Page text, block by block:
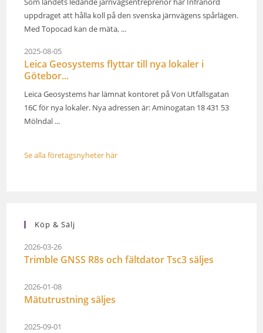
uppdraget att hålla koll på den svenska järnvägens spårlägen.
Med Topocad kan de mäta, ...
2025-08-05
Leica Geosystems flyttar till nya lokaler i
Götebor...
Leica Geosystems har lämnat kontoret på Von Utfallsgatan
16C för nya lokaler. Nya adressen är: Aminogatan 18 431 53
Mölndal ...
Se alla företagsnyheter här
Köp & Sälj
2026-03-26
Trimble GNSS R8s och fältdator Tsc3 säljes
2026-01-08
Mätutrustning säljes
2025-09-01